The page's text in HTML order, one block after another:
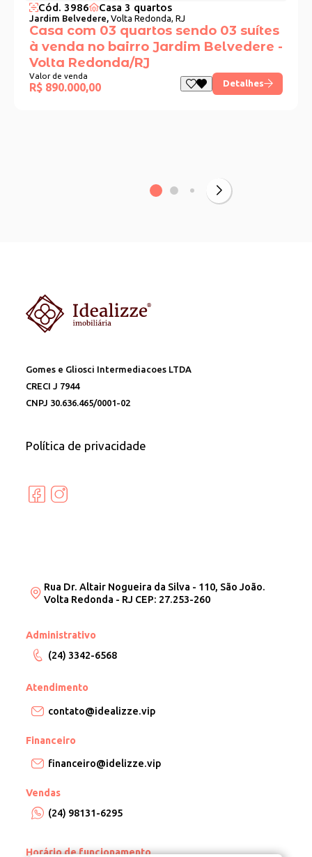
Cód. 3986 Casa 3 quartos
Jardim Belvedere, Volta Redonda, RJ
Casa com 03 quartos sendo 03 suítes
à venda no bairro Jardim Belvedere -
Volta Redonda/RJ
Valor de venda
R$ 890.000,00 Detalhes
Gomes e Gliosci Intermediacoes LTDA
CRECI J 7944
CNPJ 30.636.465/0001-02
Política de privacidade
Rua Dr. Altair Nogueira da Silva - 110, São João.
Volta Redonda - RJ CEP: 27.253-260
Administrativo
(24) 3342-6568
Atendimento
contato@idealizze.vip
Financeiro
financeiro@idelizze.vip
Vendas
(24) 98131-6295
Horário de funcionamento